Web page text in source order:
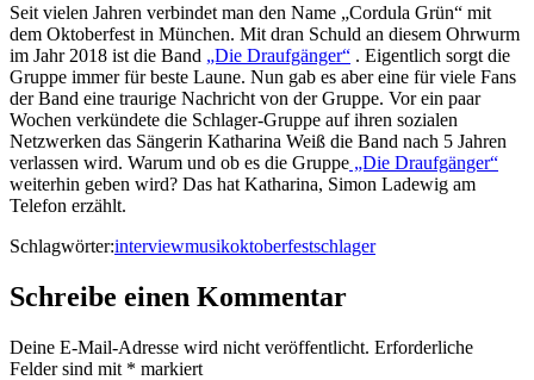
Seit vielen Jahren verbindet man den Name „Cordula Grün“ mit
dem Oktoberfest in München. Mit dran Schuld an diesem Ohrwurm
im Jahr 2018 ist die Band „Die Draufgänger“ . Eigentlich sorgt die
Gruppe immer für beste Laune. Nun gab es aber eine für viele Fans
der Band eine traurige Nachricht von der Gruppe. Vor ein paar
Wochen verkündete die Schlager-Gruppe auf ihren sozialen
Netzwerken das Sängerin Katharina Weiß die Band nach 5 Jahren
verlassen wird. Warum und ob es die Gruppe „Die Draufgänger“
weiterhin geben wird? Das hat Katharina, Simon Ladewig am
Telefon erzählt.
Schlagwörter:interviewmusikoktoberfestschlager
Schreibe einen Kommentar
Deine E-Mail-Adresse wird nicht veröffentlicht. Erforderliche
Felder sind mit * markiert